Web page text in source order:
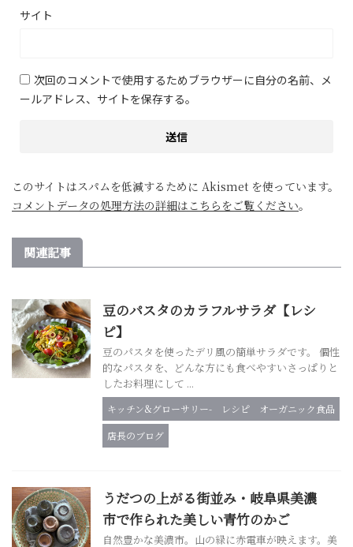
サイト
次回のコメントで使用するためブラウザーに自分の名前、メ
ールアドレス、サイトを保存する。
このサイトはスパムを低減するために Akismet を使っています。
コメントデータの処理方法の詳細はこちらをご覧ください。
関連記事
豆のパスタのカラフルサラダ【レシ
ピ】
豆のパスタを使ったデリ風の簡単サラダです。 個性
的なパスタを、どんな方にも食べやすいさっぱりと
したお料理にして ...
キッチン&グローサリー- レシピ
オーガニック食品
店長のブログ
うだつの上がる街並み・岐阜県美濃
市で作られた美しい青竹のかご
自然豊かな美濃市。山の緑に赤電車が映えます。美